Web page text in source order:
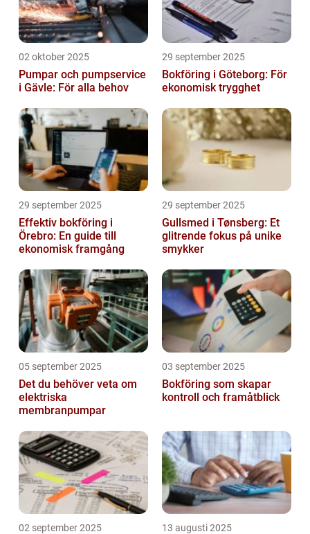
02 oktober 2025
Pumpar och pumpservice
i Gävle: För alla behov
29 september 2025
Bokföring i Göteborg: För
ekonomisk trygghet
29 september 2025
Effektiv bokföring i
Örebro: En guide till
ekonomisk framgång
29 september 2025
Gullsmed i Tønsberg: Et
glitrende fokus på unike
smykker
05 september 2025
Det du behöver veta om
elektriska
membranpumpar
03 september 2025
Bokföring som skapar
kontroll och framåtblick
02 september 2025 13 augusti 2025